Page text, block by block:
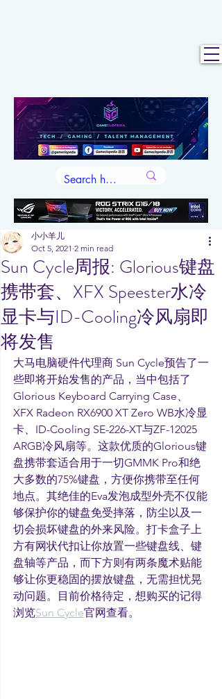
Sun Cycle周报: Glorious键盘
携带套、XFX Speester水冷
显卡与ID-Cooling冷风扇即
将发售
小小羊儿
Oct 5, 2021 2 min read
大马电脑硬件代理商 Sun Cycle预告了一
些即将开始发售的产品，当中包括了
Glorious Keyboard Carrying Case、
XFX Radeon RX6900 XT Zero WB水冷显
卡、ID-Cooling SE-226-XT与ZF-12025
ARGB冷风扇等。这款优质的Glorious键
盘携带套适合用于一切GMMK Pro和绝
大多数的75%键盘，方便你携带至任何
地点。其绝佳的Eva发泡成型外壳不仅能
够保护你的键盘免受摔落，防尘以及一
切会损坏键盘的外来风险。打卡盒子上
方有网状代扣让你放置一些键盘线、键
盘轴等产品，而下方则有两条魔术贴能
够让你更稳固的摆放键盘，无需担忧晃
动问题。目前价格待定，想购买的记得
浏览Sun Cycle官网查看。